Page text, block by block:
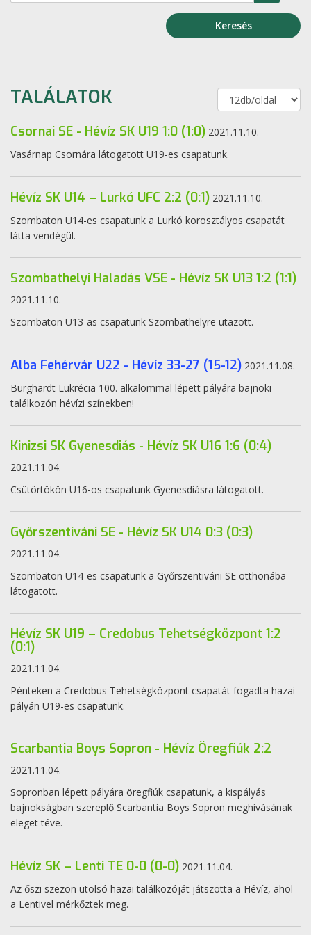
Keresés
TALÁLATOK
Csornai SE - Hévíz SK U19 1:0 (1:0) 2021.11.10.
Vasárnap Csornára látogatott U19-es csapatunk.
Hévíz SK U14 – Lurkó UFC 2:2 (0:1) 2021.11.10.
Szombaton U14-es csapatunk a Lurkó korosztályos csapatát
látta vendégül.
Szombathelyi Haladás VSE - Hévíz SK U13 1:2 (1:1)
2021.11.10.
Szombaton U13-as csapatunk Szombathelyre utazott.
Alba Fehérvár U22 - Hévíz 33-27 (15-12) 2021.11.08.
Burghardt Lukrécia 100. alkalommal lépett pályára bajnoki
találkozón hévízi színekben!
Kinizsi SK Gyenesdiás - Hévíz SK U16 1:6 (0:4)
2021.11.04.
Csütörtökön U16-os csapatunk Gyenesdiásra látogatott.
Győrszentiváni SE - Hévíz SK U14 0:3 (0:3)
2021.11.04.
Szombaton U14-es csapatunk a Győrszentiváni SE otthonába
látogatott.
Hévíz SK U19 – Credobus Tehetségközpont 1:2
(0:1)
2021.11.04.
Pénteken a Credobus Tehetségközpont csapatát fogadta hazai
pályán U19-es csapatunk.
Scarbantia Boys Sopron - Hévíz Öregfiúk 2:2
2021.11.04.
Sopronban lépett pályára öregfiúk csapatunk, a kispályás
bajnokságban szereplő Scarbantia Boys Sopron meghívásának
eleget téve.
Hévíz SK – Lenti TE 0-0 (0-0) 2021.11.04.
Az őszi szezon utolsó hazai találkozóját játszotta a Hévíz, ahol
a Lentivel mérkőztek meg.